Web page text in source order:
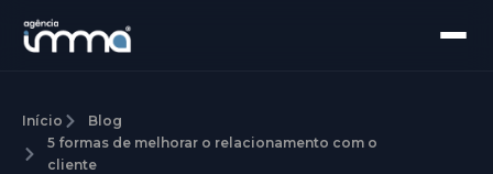
Início
Blog
5 formas de melhorar o relacionamento com o
cliente